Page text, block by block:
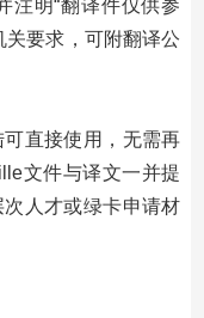
注明“翻译件仅供参
关要求，可附翻译公
直接使用，无需再
文件与译文一并提
人才或绿卡申请材